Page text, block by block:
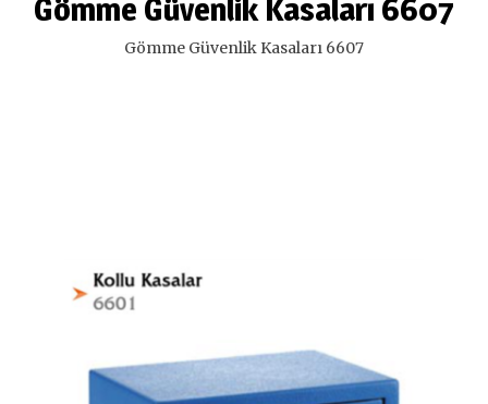
Gömme Güvenlik Kasaları 6607
Gömme Güvenlik Kasaları 6607